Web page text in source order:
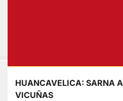
HUANCAVELICA: SARNA
VICUÑAS